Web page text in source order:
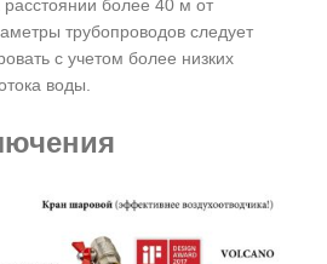
расстоянии более 40 м от
трубопроводов следует
с учетом более низких
воды.